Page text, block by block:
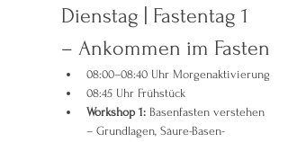
Dienstag | Fastentag 1
– Ankommen im Fasten
08:00–08:40 Uhr Morgenaktivierung
08:45 Uhr Frühstück
Workshop 1: Basenfasten verstehen
– Grundlagen, Säure-Basen-